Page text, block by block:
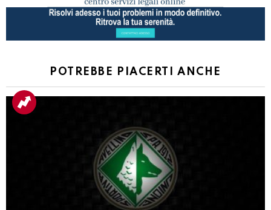
POTREBBE PIACERTI ANCHE